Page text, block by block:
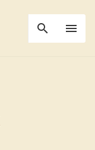
search menu